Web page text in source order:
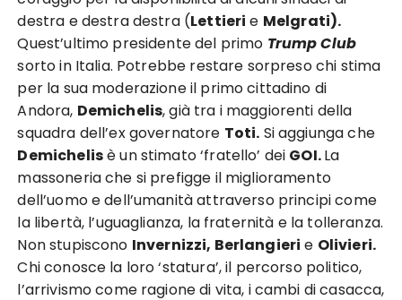
destra e destra destra (Lettieri e Melgrati).
Quest’ultimo presidente del primo Trump Club
sorto in Italia. Potrebbe restare sorpreso chi stima
per la sua moderazione il primo cittadino di
Andora, Demichelis, già tra i maggiorenti della
squadra dell’ex governatore Toti. Si aggiunga che
Demichelisè un stimato ‘fratello’ dei GOI.La
massoneria che si prefigge il miglioramento
dell’uomo e dell’umanità attraverso principi come
la libertà, l’uguaglianza, la fraternità e la tolleranza.
Non stupiscono Invernizzi, Berlangieri e Olivieri.
Chi conosce la loro ‘statura’, il percorso politico,
l’arrivismo come ragione di vita, i cambi di casacca,